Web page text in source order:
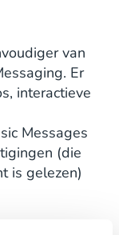
van
Er
interactieve
Messages
(die
is gelezen)